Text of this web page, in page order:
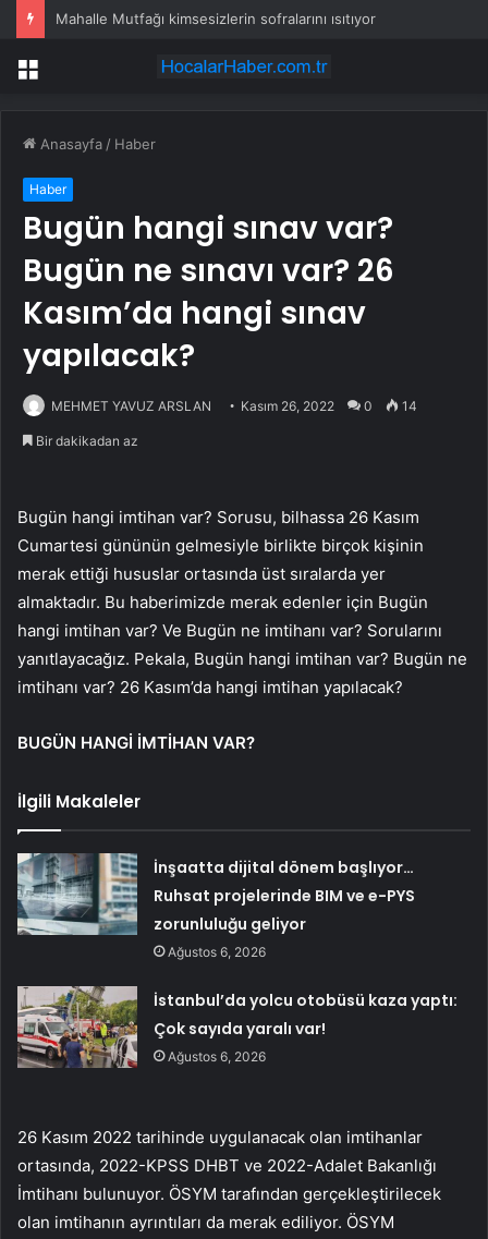
Mahalle Mutfağı kimsesizlerin sofralarını ısıtıyor
Menü
Anasayfa / Haber
Haber
Bugün hangi sınav var?
Bugün ne sınavı var? 26
Kasım’da hangi sınav
yapılacak?
MEHMET YAVUZ ARSLAN Kasım 26, 2022 0 14
Bir dakikadan az
Bugün hangi imtihan var? Sorusu, bilhassa 26 Kasım
Cumartesi gününün gelmesiyle birlikte birçok kişinin
merak ettiği hususlar ortasında üst sıralarda yer
almaktadır. Bu haberimizde merak edenler için Bugün
hangi imtihan var? Ve Bugün ne imtihanı var? Sorularını
yanıtlayacağız. Pekala, Bugün hangi imtihan var? Bugün ne
imtihanı var? 26 Kasım’da hangi imtihan yapılacak?
BUGÜN HANGİ İMTİHAN VAR?
İlgili Makaleler
İnşaatta dijital dönem başlıyor…
Ruhsat projelerinde BIM ve e-PYS
zorunluluğu geliyor
Ağustos 6, 2026
İstanbul’da yolcu otobüsü kaza yaptı:
Çok sayıda yaralı var!
Ağustos 6, 2026
26 Kasım 2022 tarihinde uygulanacak olan imtihanlar
ortasında, 2022-KPSS DHBT ve 2022-Adalet Bakanlığı
İmtihanı bulunuyor. ÖSYM tarafından gerçekleştirilecek
olan imtihanın ayrıntıları da merak ediliyor. ÖSYM